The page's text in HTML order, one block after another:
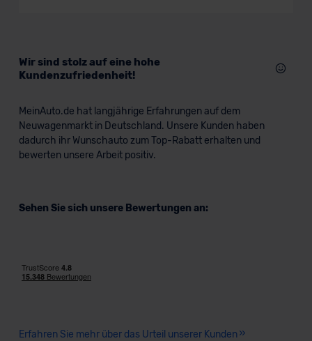
Wir sind stolz auf eine hohe
Kundenzufriedenheit!
MeinAuto.de hat langjährige Erfahrungen auf dem
Neuwagenmarkt in Deutschland. Unsere Kunden haben
dadurch ihr Wunschauto zum Top-Rabatt erhalten und
bewerten unsere Arbeit positiv.
Sehen Sie sich unsere Bewertungen an:
Erfahren Sie mehr über das Urteil unserer Kunden